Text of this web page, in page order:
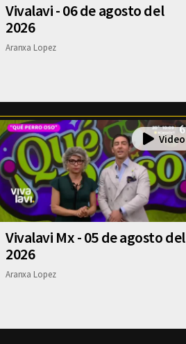
Vivalavi - 06 de agosto del
2026
Aranxa Lopez
Vivalavi Mx - 05 de agosto del
2026
Aranxa Lopez